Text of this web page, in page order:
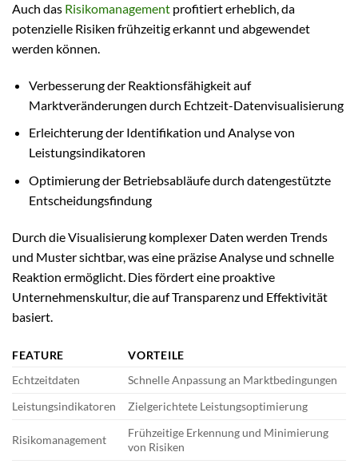
Auch das Risikomanagement profitiert erheblich, da
potenzielle Risiken frühzeitig erkannt und abgewendet
werden können.
Verbesserung der Reaktionsfähigkeit auf
Marktveränderungen durch Echtzeit-Datenvisualisierung
Erleichterung der Identifikation und Analyse von
Leistungsindikatoren
Optimierung der Betriebsabläufe durch datengestützte
Entscheidungsfindung
Durch die Visualisierung komplexer Daten werden Trends
und Muster sichtbar, was eine präzise Analyse und schnelle
Reaktion ermöglicht. Dies fördert eine proaktive
Unternehmenskultur, die auf Transparenz und Effektivität
basiert.
FEATURE
VORTEILE
Echtzeitdaten
Schnelle Anpassung an Marktbedingungen
Leistungsindikatoren
Zielgerichtete Leistungsoptimierung
Risikomanagement
Frühzeitige Erkennung und Minimierung
von Risiken